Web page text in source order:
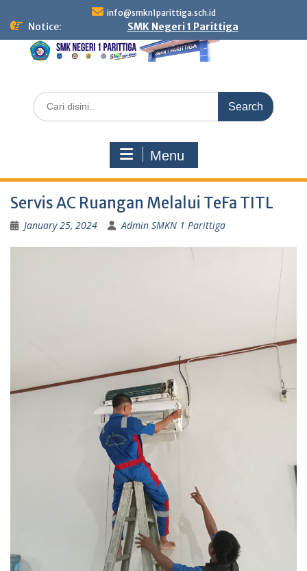
info@smkn1parittiga.sch.id
Notice: SMK Negeri 1 Parittiga
Search
for:
Menu
Servis AC Ruangan Melalui TeFa TITL
January 25, 2024 Admin SMKN 1 Parittiga